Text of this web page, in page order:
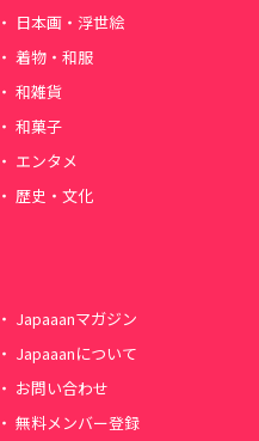
日本画・浮世絵
着物・和服
和雑貨
和菓子
エンタメ
歴史・文化
Japaaanマガジン
Japaaanについて
お問い合わせ
無料メンバー登録